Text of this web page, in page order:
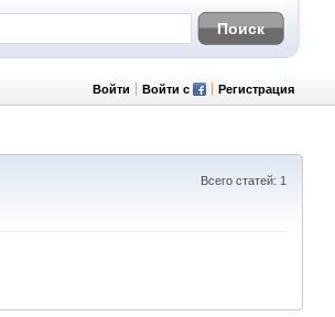
Войти Войти с Регистрация
Всего статей: 1